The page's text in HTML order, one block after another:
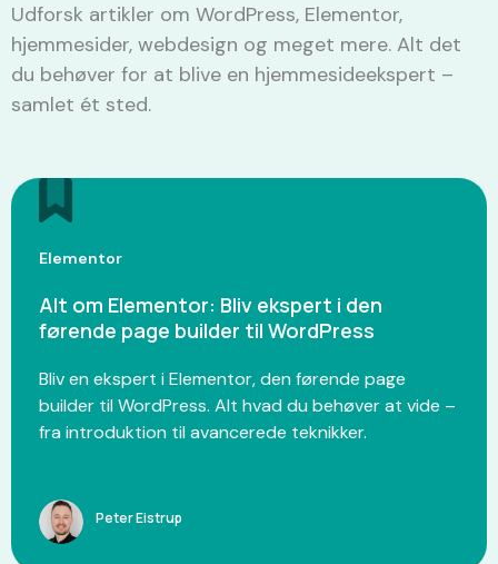
Udforsk artikler om WordPress, Elementor,
hjemmesider, webdesign og meget mere. Alt det
du behøver for at blive en hjemmesideekspert –
samlet ét sted.
Elementor
Alt om Elementor: Bliv ekspert i den
førende page builder til WordPress
Bliv en ekspert i Elementor, den førende page
builder til WordPress. Alt hvad du behøver at vide –
fra introduktion til avancerede teknikker.
Peter Eistrup